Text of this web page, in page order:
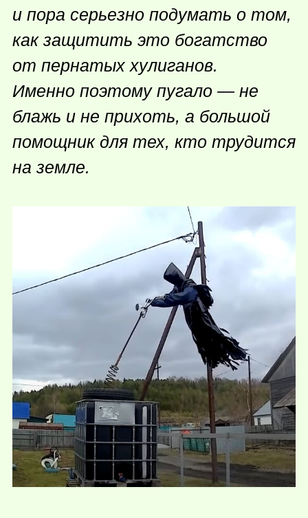
и пора серьезно подумать о том,
как защитить это богатство
от пернатых хулиганов.
Именно поэтому пугало — не
блажь и не прихоть, а большой
помощник для тех, кто трудится
на земле.